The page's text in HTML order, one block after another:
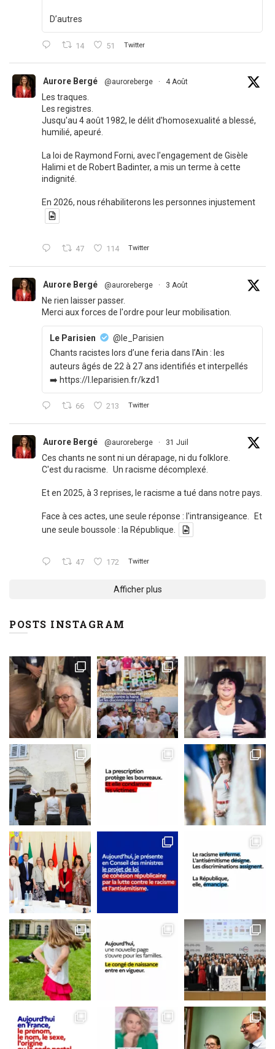
D’autres
14 51 Twitter
Aurore Bergé @auroreberge · 4 Août
Les traques.
Les registres.
Jusqu'au 4 août 1982, le délit d'homosexualité a blessé,
humilié, apeuré.
La loi de Raymond Forni, avec l'engagement de Gisèle
Halimi et de Robert Badinter, a mis un terme à cette
indignité.
En 2026, nous réhabiliterons les personnes injustement
47 114 Twitter
Aurore Bergé @auroreberge · 3 Août
Ne rien laisser passer.
Merci aux forces de l'ordre pour leur mobilisation.
Le Parisien
@le_Parisien
Chants racistes lors d’une feria dans l’Ain : les
auteurs âgés de 22 à 27 ans identifiés et interpellés
➡️ https://l.leparisien.fr/kzd1
66 213 Twitter
Aurore Bergé @auroreberge · 31 Juil
Ces chants ne sont ni un dérapage, ni du folklore.
C'est du racisme. Un racisme décomplexé.
Et en 2025, à 3 reprises, le racisme a tué dans notre pays.
Face à ces actes, une seule réponse : l'intransigeance. Et
une seule boussole : la République.
47 172 Twitter
Afficher plus
POSTS INSTAGRAM